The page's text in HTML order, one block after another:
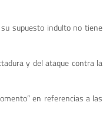
supuesto indulto no tiene
y del ataque contra la
en referencias a las